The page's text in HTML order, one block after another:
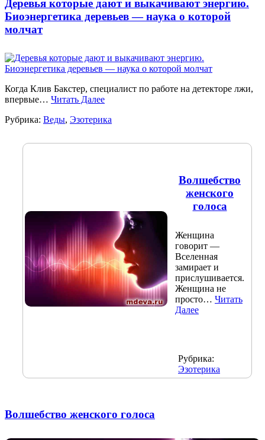
Деревья которые дают и выкачивают энергию.
Биоэнергетика деревьев — наука о которой
молчат
Когда Клив Бакстер, специалист по работе на детекторе лжи,
впервые… Читать Далее
Рубрика: Веды, Эзотерика
Волшебство
женского
голоса
Женщина
говорит —
Вселенная
замирает и
прислушивается.
Женщина не
просто… Читать
Далее
Рубрика:
Эзотерика
Волшебство женского голоса